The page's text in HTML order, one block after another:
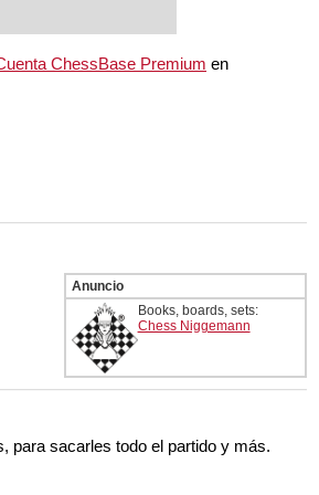
ChessBase Premium en
Anuncio
Books, boards, sets:
Chess Niggemann
para sacarles todo el partido y más.